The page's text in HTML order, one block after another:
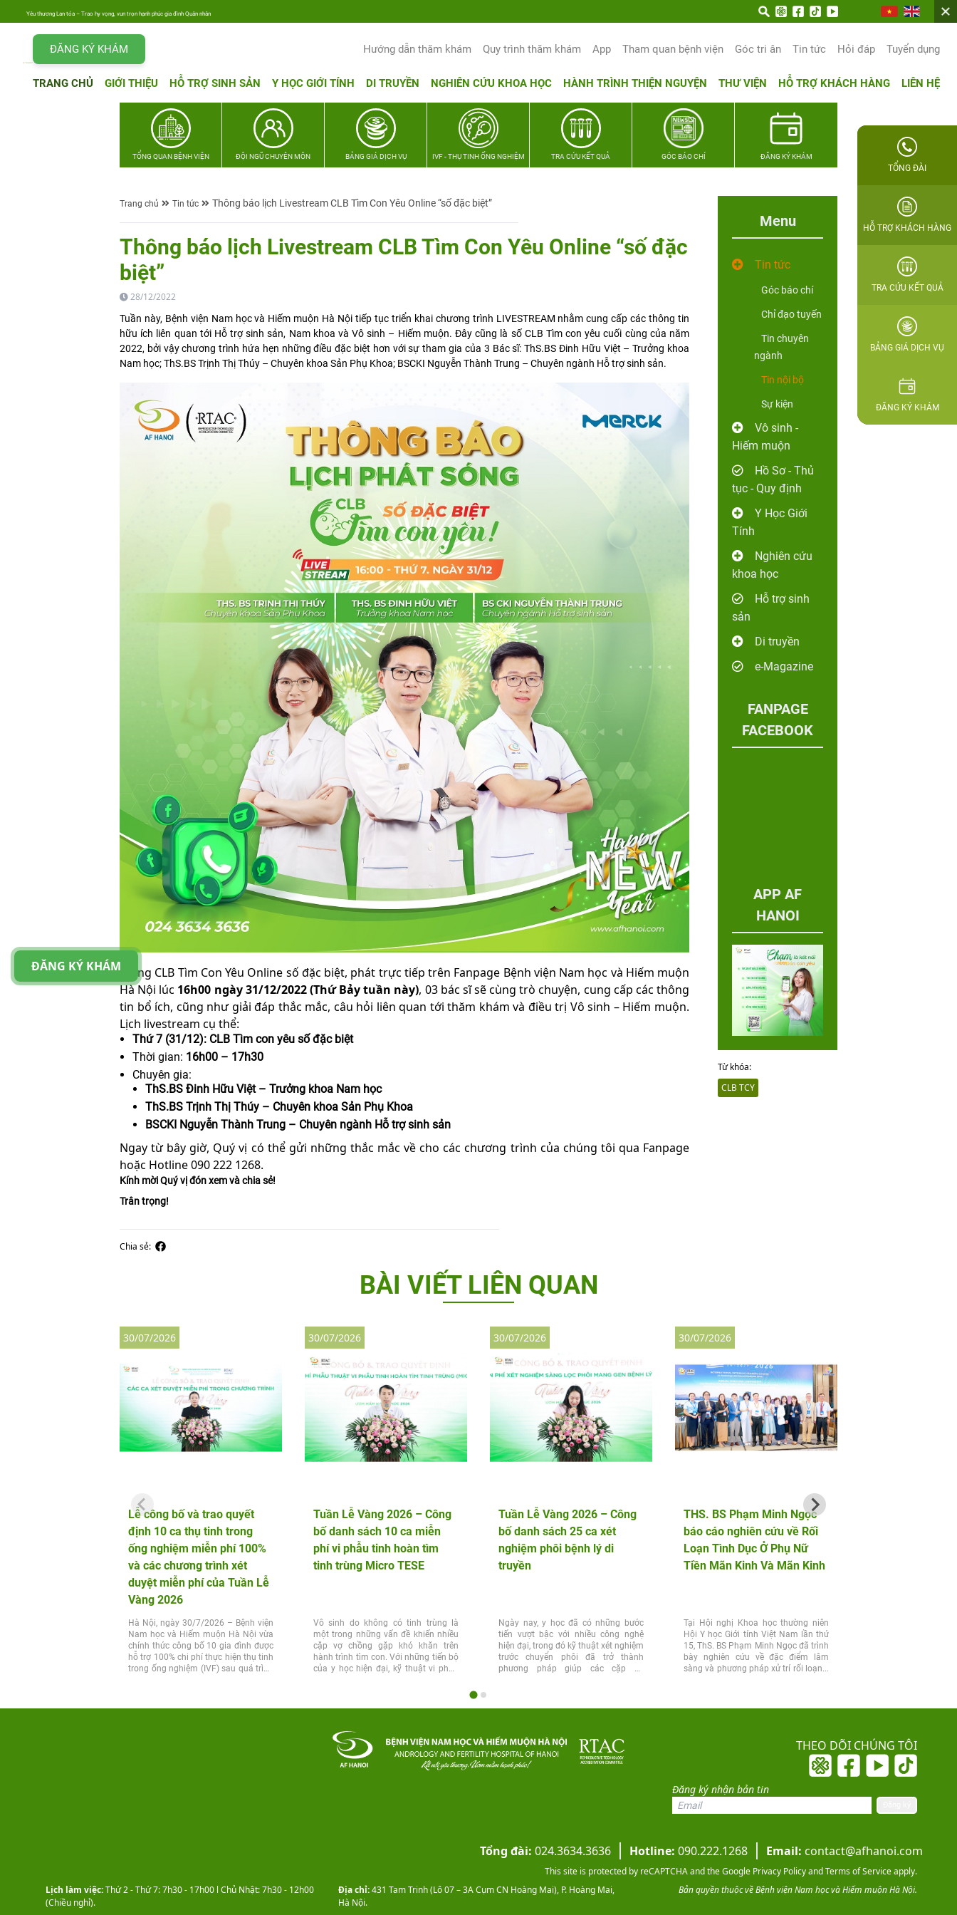
Yêu thương Lan tỏa – Trao hy vọng, vun trọn hạnh phúc gia đình Quân nhân
ĐĂNG KÝ KHÁM Hướng dẫn thăm khám Quy trình thăm khám App Tham quan bệnh viện Góc tri ân Tin tức Hỏi đáp Tuyển dụng
TRANG CHỦ GIỚI THIỆU HỖ TRỢ SINH SẢN Y HỌC GIỚI TÍNH DI TRUYỀN NGHIÊN CỨU KHOA HỌC HÀNH TRÌNH THIỆN NGUYỆN THƯ VIỆN HỖ TRỢ KHÁCH HÀNG LIÊN HỆ
TỔNG QUAN BỆNH VIỆN ĐỘI NGŨ CHUYÊN MÔN BẢNG GIÁ DỊCH VỤ IVF - THỤ TINH ỐNG NGHIỆM TRA CỨU KẾT QUẢ GÓC BÁO CHÍ ĐĂNG KÝ KHÁM
Trang chủ Tin tức Thông báo lịch Livestream CLB Tìm Con Yêu Online “số đặc biệt”
Thông báo lịch Livestream CLB Tìm Con Yêu Online “số đặc
biệt”
28/12/2022
Tuần này, Bệnh viện Nam học và Hiếm muộn Hà Nội tiếp tục triển khai chương trình LIVESTREAM nhằm cung cấp các thông tin
hữu ích liên quan tới Hỗ trợ sinh sản, Nam khoa và Vô sinh – Hiếm muộn. Đây cũng là số CLB Tìm con yêu cuối cùng của năm
2022, bởi vậy chương trình hứa hẹn những điều đặc biệt hơn với sự tham gia của 3 Bác sĩ: ThS.BS Đinh Hữu Việt – Trưởng khoa
Nam học; ThS.BS Trịnh Thị Thúy – Chuyên khoa Sản Phụ Khoa; BSCKI Nguyễn Thành Trung – Chuyên ngành Hỗ trợ sinh sản.
Trong CLB Tìm Con Yêu Online số đặc biệt, phát trực tiếp trên Fanpage Bệnh viện Nam học và Hiếm muộn
Hà Nội lúc 16h00 ngày 31/12/2022 (Thứ Bảy tuần này), 03 bác sĩ sẽ cùng trò chuyện, cung cấp các thông
tin bổ ích, cũng như giải đáp thắc mắc, câu hỏi liên quan tới thăm khám và điều trị Vô sinh – Hiếm muộn.
Lịch livestream cụ thể:
Thứ 7 (31/12): CLB Tìm con yêu số đặc biệt
Thời gian: 16h00 – 17h30
Chuyên gia:
ThS.BS Đinh Hữu Việt – Trưởng khoa Nam học
ThS.BS Trịnh Thị Thúy – Chuyên khoa Sản Phụ Khoa
BSCKI Nguyễn Thành Trung – Chuyên ngành Hỗ trợ sinh sản
Ngay từ bây giờ, Quý vị có thể gửi những thắc mắc về cho các chương trình của chúng tôi qua Fanpage
hoặc Hotline 090 222 1268.
Kính mời Quý vị đón xem và chia sẻ!
Trân trọng!
Chia sẻ:
Menu
Tin tức
Góc báo chí
Chỉ đạo tuyến
Tin chuyên
ngành
Tin nội bộ
Sự kiện
Vô sinh -
Hiếm muộn
Hồ Sơ - Thủ
tục - Quy định
Y Học Giới
Tính
Nghiên cứu
khoa học
Hỗ trợ sinh
sản
Di truyền
e-Magazine
FANPAGE
FACEBOOK
APP AF
HANOI
Từ khóa:
CLB TCY
BÀI VIẾT LIÊN QUAN
Lễ công bố và trao quyết
định 10 ca thụ tinh trong
ống nghiệm miễn phí 100%
và các chương trình xét
duyệt miễn phí của Tuần Lễ
Vàng 2026
Hà Nội, ngày 30/7/2026 – Bệnh viện
Nam học và Hiếm muộn Hà Nội vừa
chính thức công bố 10 gia đình được
hỗ trợ 100% chi phí thực hiện thụ tinh
trong ống nghiệm (IVF) sau quá trình
30/07/2026
Tuần Lễ Vàng 2026 – Công
bố danh sách 10 ca miễn
phí vi phẫu tinh hoàn tìm
tinh trùng Micro TESE
Vô sinh do không có tinh trùng là
một trong những vấn đề khiến nhiều
cặp vợ chồng gặp khó khăn trên
hành trình tìm con. Với những tiến bộ
của y học hiện đại, kỹ thuật vi phẫu
30/07/2026
Tuần Lễ Vàng 2026 – Công
bố danh sách 25 ca xét
nghiệm phôi bệnh lý di
truyền
Ngày nay, y học đã có những bước
tiến vượt bậc với nhiều công nghệ
hiện đại, trong đó kỹ thuật xét nghiệm
trước chuyển phôi đã trở thành
phương pháp giúp các cặp vợ
30/07/2026
THS. BS Phạm Minh Ngọc
báo cáo nghiên cứu về Rối
Loạn Tình Dục Ở Phụ Nữ
Tiền Mãn Kinh Và Mãn Kinh
Tại Hội nghị Khoa học thường niên
Hội Y học Giới tính Việt Nam lần thứ
15, ThS. BS Phạm Minh Ngọc đã trình
bày nghiên cứu về đặc điểm lâm
sàng và phương pháp xử trí rối loạn...
30/07/2026
THEO DÕI CHÚNG TÔI
Đăng ký nhận bản tin
Tổng đài: 024.3634.3636 Hotline: 090.222.1268 Email: contact@afhanoi.com
This site is protected by reCAPTCHA and the Google Privacy PolicyandTerms of Serviceapply.
Lịch làm việc:Thứ 2 - Thứ 7: 7h30 - 17h00 l Chủ Nhật: 7h30 - 12h00
(Chiều nghỉ).
Địa chỉ:431 Tam Trinh (Lô 07 – 3A Cụm CN Hoàng Mai), P. Hoàng Mai,
Hà Nội.
Bản quyền thuộc về Bệnh viện Nam học và Hiếm muộn Hà Nội.
TỔNG ĐÀI
HỖ TRỢ KHÁCH HÀNG
TRA CỨU KẾT QUẢ
BẢNG GIÁ DỊCH VỤ
ĐĂNG KÝ KHÁM
ĐĂNG KÝ KHÁM